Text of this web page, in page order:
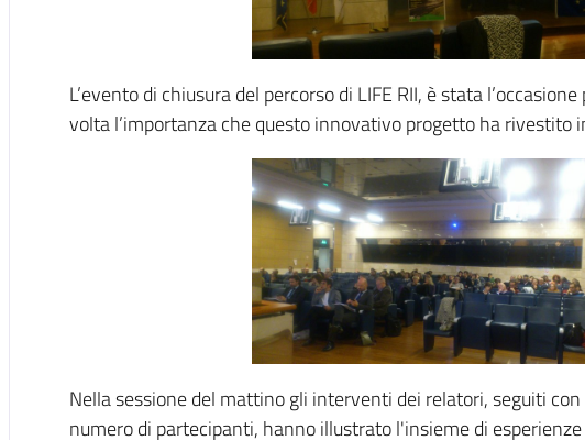
L’evento di chiusura del percorso di LIFE RII, è stata
volta l’importanza che questo innovativo progetto ha rivestito
Nella sessione del mattino gli interventi dei relatori, seguiti
numero di partecipanti, hanno illustrato l'insieme di